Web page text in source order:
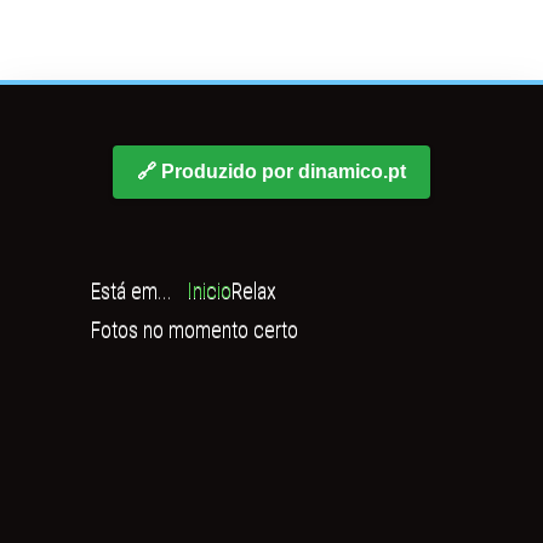
🔗 Produzido por dinamico.pt
Está em... InicioRelax
Fotos no momento certo